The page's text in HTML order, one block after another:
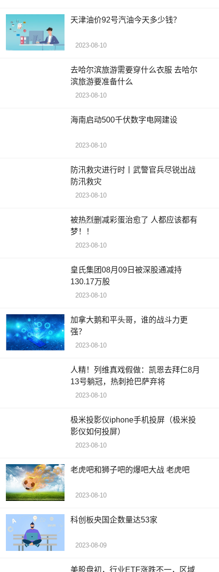
天津油价92号汽油今天多少钱？
2023-08-10
去哈尔滨旅游需要穿什么衣服 去哈尔
滨旅游要准备什么
2023-08-10
海南启动500千伏数字电网建设
2023-08-10
防汛救灾进行时丨武警官兵尽锐出战
防汛救灾
2023-08-10
被热烈删减彩蛋治愈了 人都应该都有
梦！！
2023-08-10
皇氏集团08月09日被深股通减持
130.17万股
2023-08-10
加拿大鹅和平头哥，谁的战斗力更
强？
2023-08-10
人精！列维真戏假做：凯恩去拜仁8月
13号躺冠，热刺抢巴萨弃将
2023-08-10
极米投影仪iphone手机投屏（极米投
影仪如何投屏）
2023-08-10
老虎吧和狮子吧的爆吧大战 老虎吧
2023-08-10
科创板央国企数量达53家
2023-08-09
美股盘初，行业ETF涨跌不一，区域